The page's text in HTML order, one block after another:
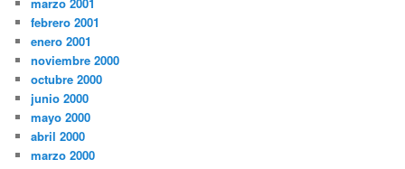
febrero 2001
enero 2001
noviembre 2000
octubre 2000
junio 2000
mayo 2000
abril 2000
marzo 2000